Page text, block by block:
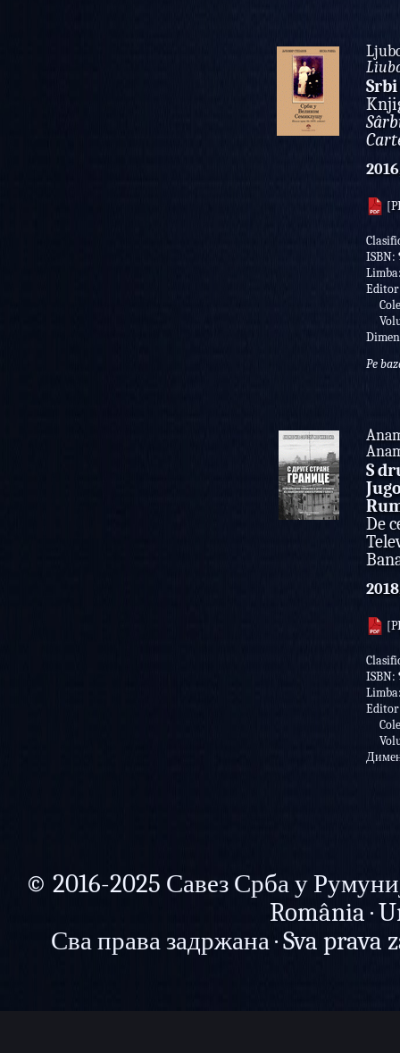
2016
ISBN:
Pe
S
De
2018
ISBN:
© 2016-2025 Савез Срба у
România ·
Сва права задржана · Sva